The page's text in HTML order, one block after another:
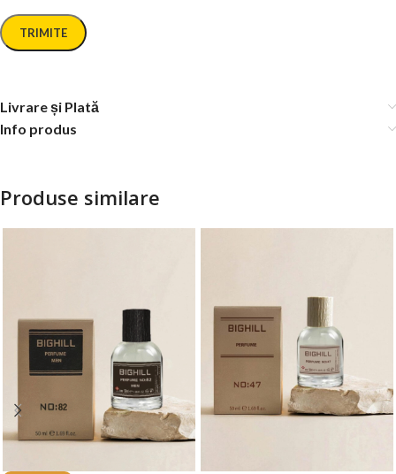
Livrare și Plată
Info produs
Produse similare